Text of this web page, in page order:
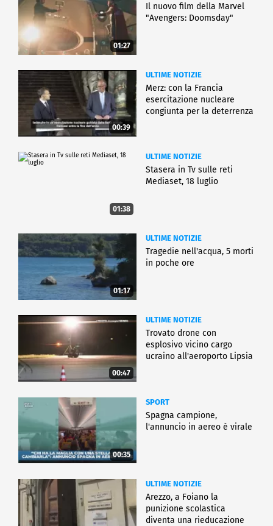
01:27
Il nuovo film della Marvel
"Avengers: Doomsday"
00:39
ULTIME NOTIZIE
Merz: con la Francia
esercitazione nucleare
congiunta per la deterrenza
01:38
ULTIME NOTIZIE
Stasera in Tv sulle reti
Mediaset, 18 luglio
01:17
ULTIME NOTIZIE
Tragedie nell'acqua, 5 morti
in poche ore
00:47
ULTIME NOTIZIE
Trovato drone con
esplosivo vicino cargo
ucraino all'aeroporto Lipsia
00:35
SPORT
Spagna campione,
l'annuncio in aereo è virale
ULTIME NOTIZIE
Arezzo, a Foiano la
punizione scolastica
diventa una rieducazione